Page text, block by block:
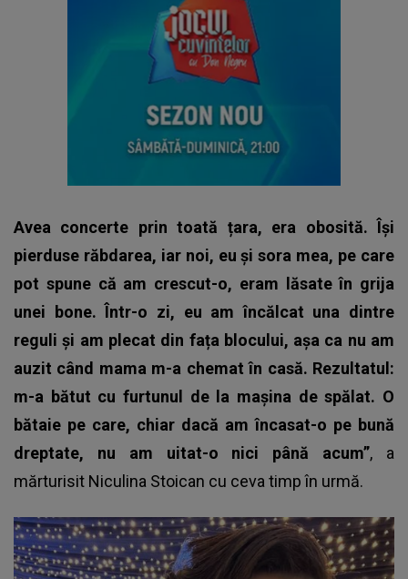
Avea concerte prin toată țara, era obosită. Își
pierduse răbdarea, iar noi, eu și sora mea, pe care
pot spune că am crescut-o, eram lăsate în grija
unei bone. Într-o zi, eu am încălcat una dintre
reguli și am plecat din fața blocului, așa ca nu am
auzit când mama m-a chemat în casă. Rezultatul:
m-a bătut cu furtunul de la mașina de spălat. O
bătaie pe care, chiar dacă am încasat-o pe bună
dreptate, nu am uitat-o nici până acum”, a
mărturisit Niculina Stoican cu ceva timp în urmă.